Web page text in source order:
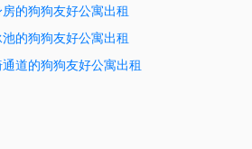
的狗狗友好公寓出租
的狗狗友好公寓出租
道的狗狗友好公寓出租